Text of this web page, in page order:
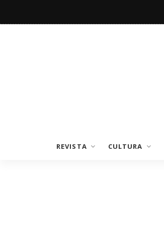
REVISTA CULTURA